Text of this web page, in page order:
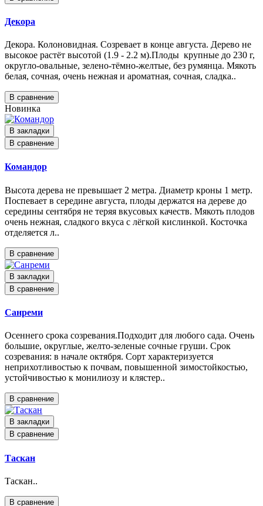
Декора
Декора. Колоновидная. Созревает в конце августа. Дерево не
высокое растёт высотой (1.9 - 2.2 м).Плоды крупные до 230 г,
округло-овальные, зелено-тёмно-желтые, без румянца. Мякоть
белая, сочная, очень нежная и ароматная, сочная, сладка..
В сравнение
Новинка
В закладки
В сравнение
Командор
Высота дерева не превышает 2 метра. Диаметр кроны 1 метр.
Поспевает в середине августа, плоды держатся на дереве до
середины сентября не теряя вкусовых качеств. Мякоть плодов
очень нежная, сладкого вкуса с лёгкой кислинкой. Косточка
отделяется л..
В сравнение
В закладки
В сравнение
Санреми
Осеннего срока созревания.Подходит для любого сада. Очень
большие, округлые, желто-зеленые сочные груши. Срок
созревания: в начале октября. Сорт характеризуется
неприхотливостью к почвам, повышенной зимостойкостью,
устойчивостью к монилиозу и клястер..
В сравнение
В закладки
В сравнение
Таскан
Таскан..
В сравнение